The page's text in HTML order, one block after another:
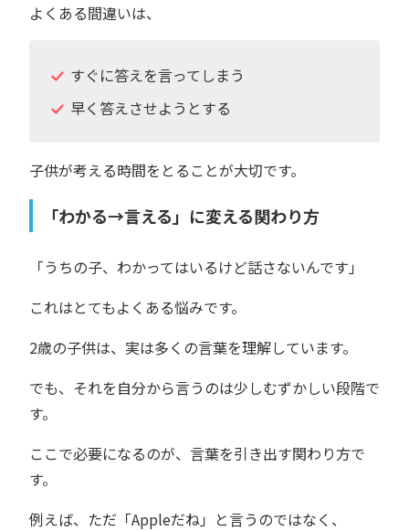
よくある間違いは、
すぐに答えを言ってしまう
早く答えさせようとする
子供が考える時間をとることが大切です。
「わかる→言える」に変える関わり方
「うちの子、わかってはいるけど話さないんです」
これはとてもよくある悩みです。
2歳の子供は、実は多くの言葉を理解しています。
でも、それを自分から言うのは少しむずかしい段階で
す。
ここで必要になるのが、言葉を引き出す関わり方で
す。
例えば、ただ「Appleだね」と言うのではなく、